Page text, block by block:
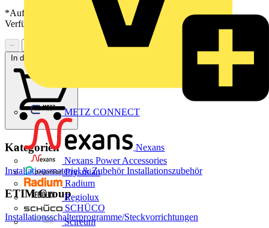
METZ CONNECT
Nexans
Nexans Power Accessories
Prysmian
Radium
Regiolux
SCHÜCO
Scireum
*Auf Anfrage verfügbar - bitte in den Warenkorb legen, um
Verfügbarkeit zu prüfen
−
+
In den Warenkorb
Kategorien
Installationsmaterial & ZubehörInstallationszubehör
ETIM Group
Installationsschalterprogramme/Steckvorrichtungen